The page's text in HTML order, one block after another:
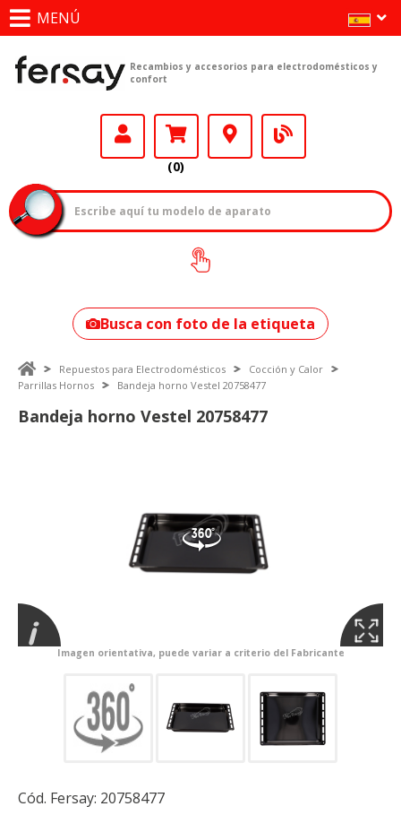
MENÚ
Recambios y accesorios para electrodomésticos y
confort
(0)
¿Cómo encontrar
tu modelo?
Busca con foto de la etiqueta
Repuestos para Electrodomésticos
Cocción y Calor
Parrillas Hornos
Bandeja horno Vestel 20758477
Bandeja horno Vestel 20758477
Imagen orientativa, puede variar a criterio del Fabricante
Cód. Fersay: 20758477